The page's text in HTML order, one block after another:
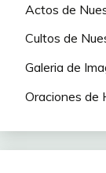
Actos de
Cultos de
Galeria de
Oraciones de